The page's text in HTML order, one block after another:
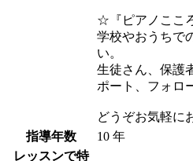
☆『ピアノここ
学校やおうちで
い。
生徒さん、保護
ポート、フォロ
どうぞお気軽に
指導年数
10 年
レッスンで特